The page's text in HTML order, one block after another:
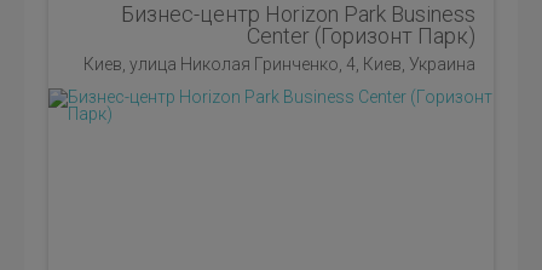
Бизнес-центр Horizon Park Business
Center (Горизонт Парк)
Киев, улица Николая Гринченко, 4, Киев, Украина